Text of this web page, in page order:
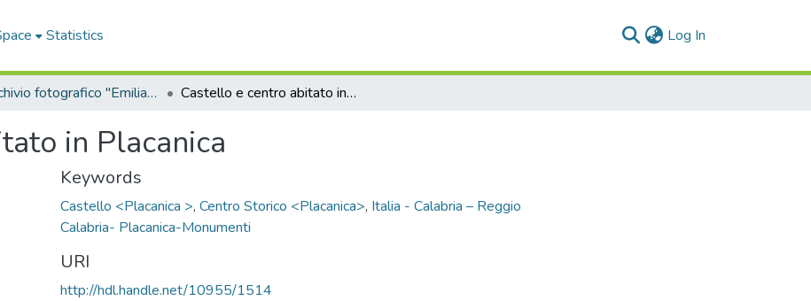
Statistics Log In
Archivio fotografico "Emilia Zinzi" Castello e centro abitato in Placanica
in Placanica
Keywords
Castello <Placanica >, Centro Storico <Placanica>, Italia - Calabria – Reggio
Calabria- Placanica-Monumenti
URI
http://hdl.handle.net/10955/1514